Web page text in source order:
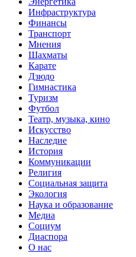
Инфраструктура
Финансы
Транспорт
Мнения
Шахматы
Карате
Дзюдо
Гимнастика
Туризм
Футбол
Театр, музыка, кино
Искусство
Наследие
История
Коммуникации
Религия
Социальная защита
Экология
Наука и образование
Медиа
Социум
Диаспора
О нас